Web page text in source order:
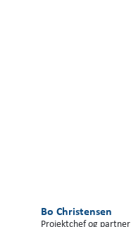
Bo Christensen
Projektchef og partner